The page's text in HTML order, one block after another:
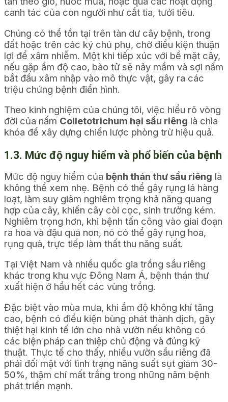
canh tác của con người như cắt tỉa, tưới tiêu.
Chúng có thể tồn tại trên tàn dư cây bệnh, trong
đất hoặc trên các ký chủ phụ, chờ điều kiện thuận
lợi để xâm nhiễm. Một khi tiếp xúc với bề mặt cây,
nếu gặp ẩm độ cao, bào tử sẽ nảy mầm và sợi nấm
bắt đầu xâm nhập vào mô thực vật, gây ra các
triệu chứng bệnh điển hình.
Theo kinh nghiệm của chúng tôi, việc hiểu rõ vòng
đời của nấm Colletotrichum hại sầu riêng là chìa
khóa để xây dựng chiến lược phòng trừ hiệu quả.
1.3. Mức độ nguy hiểm và phổ biến của bệnh
Mức độ nguy hiểm của bệnh thán thư sầu riêng là
không thể xem nhẹ. Bệnh có thể gây rụng lá hàng
loạt, làm suy giảm nghiêm trọng khả năng quang
hợp của cây, khiến cây còi cọc, sinh trưởng kém.
Nghiêm trọng hơn, khi bệnh tấn công vào giai đoạn
ra hoa và đậu quả non, nó có thể gây rụng hoa,
rụng quả, trực tiếp làm thất thu năng suất.
Tại Việt Nam và nhiều quốc gia trồng sầu riêng
khác trong khu vực Đông Nam Á, bệnh thán thư
xuất hiện ở hầu hết các vùng trồng.
Đặc biệt vào mùa mưa, khi ẩm độ không khí tăng
cao, bệnh có điều kiện bùng phát thành dịch, gây
thiệt hại kinh tế lớn cho nhà vườn nếu không có
các biện pháp can thiệp chủ động và đúng kỹ
thuật. Thực tế cho thấy, nhiều vườn sầu riêng đã
phải đối mặt với tình trạng năng suất sụt giảm 30-
50%, thậm chí mất trắng trong những năm bệnh
phát triển mạnh.